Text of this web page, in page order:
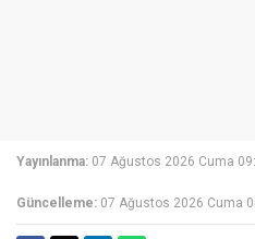
Yayınlanma: 07 Ağustos 2026 Cuma
Güncelleme: 07 Ağustos 2026 Cuma